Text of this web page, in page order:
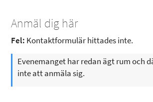
Anmäl dig här
Fel: Kontaktformulär hittades inte.
Evenemanget har redan ägt rum och
inte att anmäla sig.